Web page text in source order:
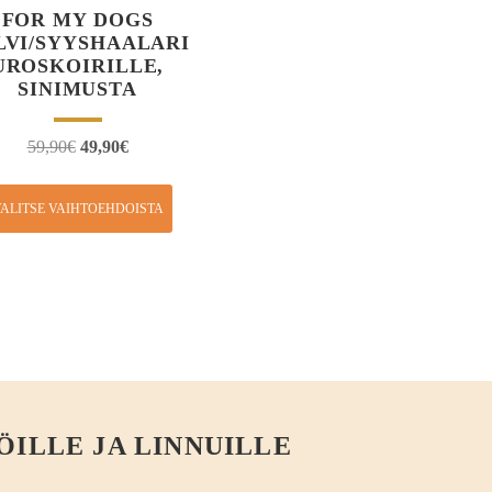
FOR MY DOGS
SYYSHAALARI
SINIMUSTA
59,90€ 49,90€
VAIHTOEHDOISTA
JA LINNUILLE